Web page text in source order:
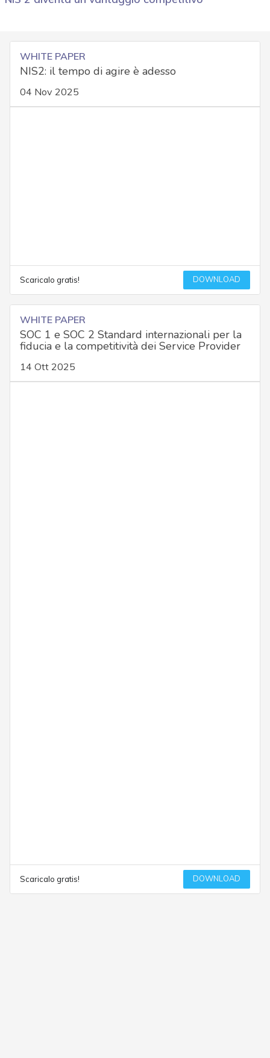
WHITE PAPER
NIS2: il tempo di agire è adesso
04 Nov 2025
Scaricalo gratis! DOWNLOAD
WHITE PAPER
SOC 1 e SOC 2 Standard internazionali per la
fiducia e la competitività dei Service Provider
14 Ott 2025
Scaricalo gratis! DOWNLOAD